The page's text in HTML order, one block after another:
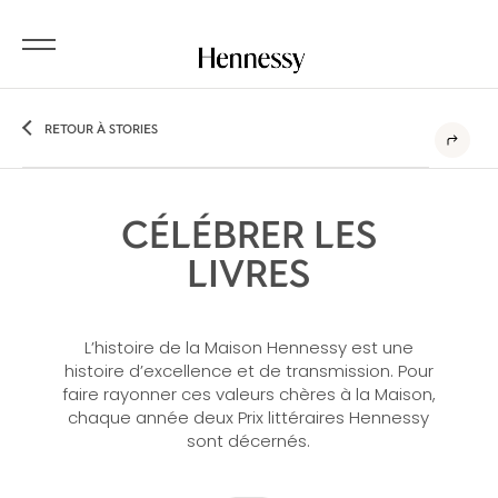
RETOUR À STORIES
CÉLÉBRER LES
LIVRES
L’histoire de la Maison Hennessy est une
histoire d’excellence et de transmission. Pour
faire rayonner ces valeurs chères à la Maison,
chaque année deux Prix littéraires Hennessy
sont décernés.